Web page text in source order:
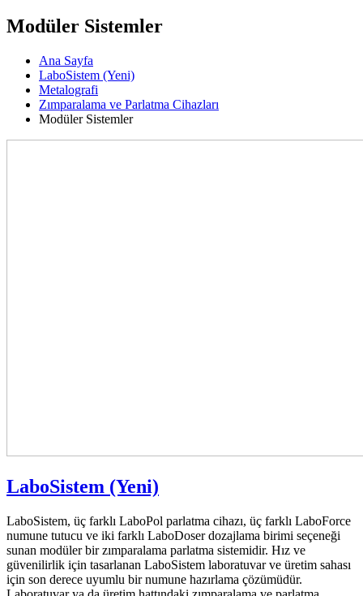
Modüler Sistemler
Ana Sayfa
LaboSistem (Yeni)
Metalografi
Zımparalama ve Parlatma Cihazları
Modüler Sistemler
LaboSistem (Yeni)
LaboSistem, üç farklı LaboPol parlatma cihazı, üç farklı LaboForce
numune tutucu ve iki farklı LaboDoser dozajlama birimi seçeneği
sunan modüler bir zımparalama parlatma sistemidir. Hız ve
güvenilirlik için tasarlanan LaboSistem laboratuvar ve üretim sahası
için son derece uyumlu bir numune hazırlama çözümüdür.